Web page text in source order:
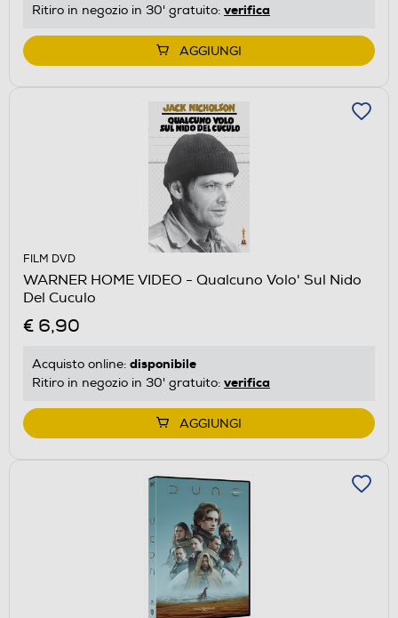
Ritiro in negozio in 30' gratuito: verifica
AGGIUNGI
FILM DVD
WARNER HOME VIDEO - Qualcuno Volo' Sul Nido
Del Cuculo
€ 6,90
Acquisto online: disponibile
Ritiro in negozio in 30' gratuito: verifica
AGGIUNGI